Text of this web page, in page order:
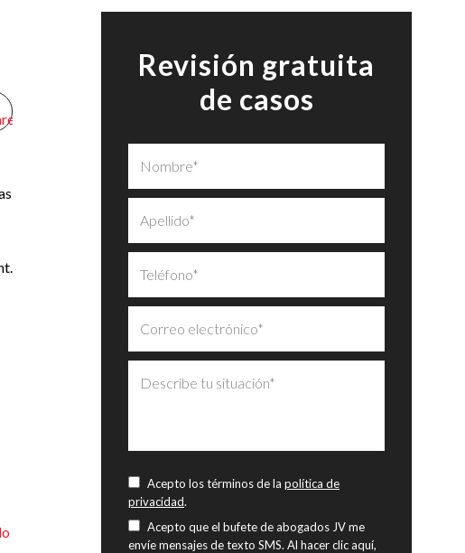
Revisión gratuita
de casos
Acepto los términos de la política de
privacidad.
Acepto que el bufete de abogados JV me
envíe mensajes de texto SMS. Al hacer clic aquí,